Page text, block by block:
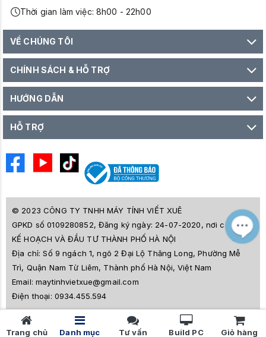
Trang chủ Danh mục Tư vấn Build PC Giỏ hàng
Thời gian làm việc: 8h00 - 22h00
VỀ CHÚNG TÔI
CHÍNH SÁCH & HỖ TRỢ
HƯỚNG DẪN
HỖ TRỢ
© 2023 CÔNG TY TNHH MÁY TÍNH VIẾT XUÊ
GPKD số 0109280852, Đăng ký ngày: 24-07-2020, nơi cấp SỞ
KẾ HOẠCH VÀ ĐẦU TƯ THÀNH PHỐ HÀ NỘI
Địa chỉ:Số 9 ngách 1, ngõ 2 Đại Lộ Thăng Long, Phường Mễ
Trì, Quận Nam Từ Liêm, Thành phố Hà Nội, Việt Nam
Email:maytinhvietxue@gmail.com
Điện thoại: 0934.455.594